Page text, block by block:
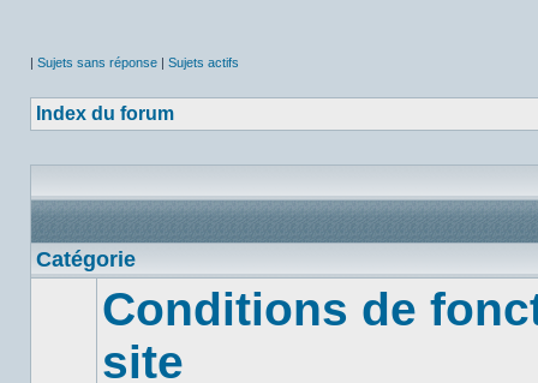
| Sujets sans réponse | Sujets actifs
Index du forum
Catégorie
Conditions de
site